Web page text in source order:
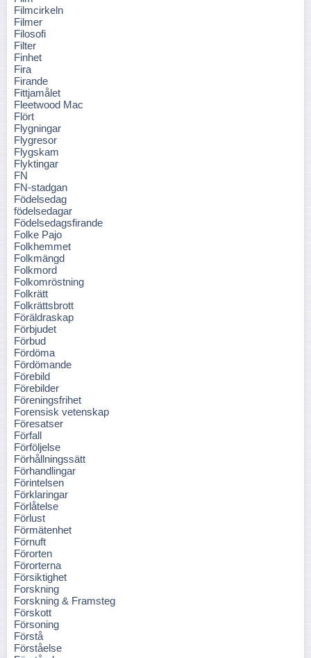
Filmcirkeln
Filmer
Filosofi
Filter
Finhet
Fira
Firande
Fittjamålet
Fleetwood Mac
Flört
Flygningar
Flygresor
Flygskam
Flyktingar
FN
FN-stadgan
Födelsedag
födelsedagar
Födelsedagsfirande
Folke Pajo
Folkhemmet
Folkmängd
Folkmord
Folkomröstning
Folkrätt
Folkrättsbrott
Föräldraskap
Förbjudet
Förbud
Fördöma
Fördömande
Förebild
Förebilder
Föreningsfrihet
Forensisk vetenskap
Föresatser
Förfall
Förföljelse
Förhållningssätt
Förhandlingar
Förintelsen
Förklaringar
Förlåtelse
Förlust
Förmätenhet
Förnuft
Förorten
Förorterna
Försiktighet
Forskning
Forskning & Framsteg
Förskott
Försoning
Förstå
Förståelse